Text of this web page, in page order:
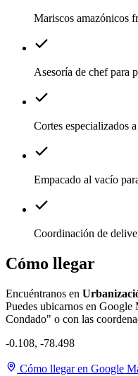
Mariscos amazónicos
Asesoría de chef para
Cortes especializados
Empacado al vacío
Coordinación de
Cómo llegar
Encuéntranos en
Puedes ubicarnos en
Condado" o con las
-0.108, -78.498
Cómo llegar en Google